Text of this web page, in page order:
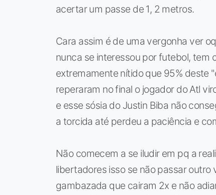
acertar um passe de 1, 2 metros.
Cara assim é de uma vergonha ver
nunca se interessou por futebol, tem
extremamente nítido que 95% deste
reperaram no final o jogador do Atl
e esse sósia do Justin Biba não
a torcida até perdeu a paciência e
Não comecem a se iludir em pq a
libertadores isso se não passar outro
gambazada que cairam 2x e não